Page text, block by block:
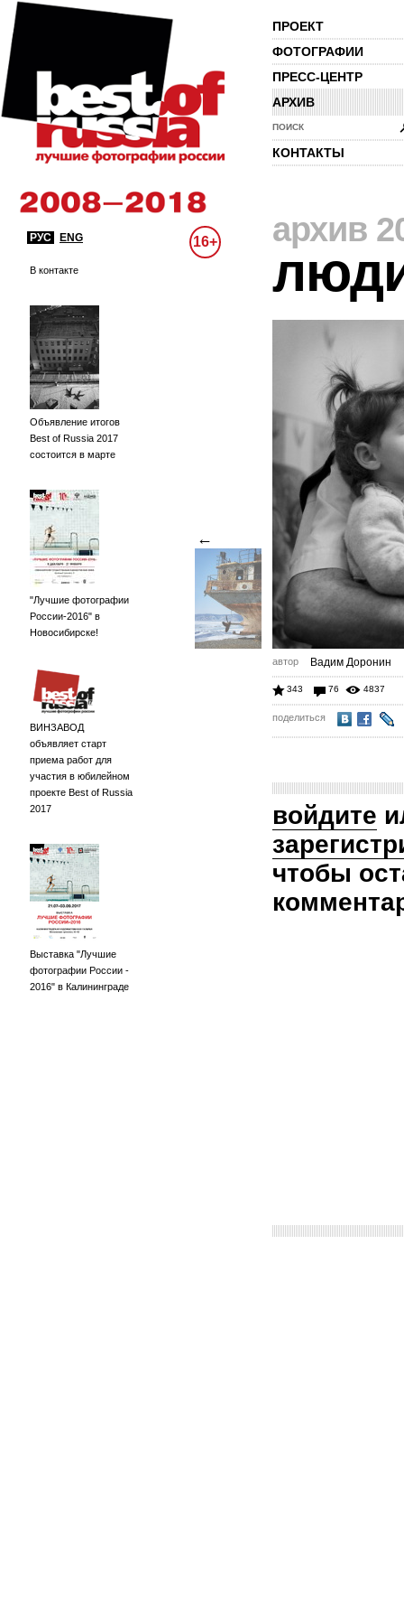
ПРОЕКТ
ФОТОГРАФИИ
ПРЕСС-ЦЕНТР
АРХИВ
ПОИСК
КОНТАКТЫ
РУС ENG 16+
В контакте
Объявление итогов
Best of Russia 2017
состоится в марте
"Лучшие фотографии
России-2016" в
Новосибирске!
ВИНЗАВОД
объявляет старт
приема работ для
участия в юбилейном
проекте Best of Russia
2017
Выставка "Лучшие
фотографии России -
2016" в Калининграде
архив
←
автор Вадим Доронин
343 76 4837
поделиться
войдите
чтобы